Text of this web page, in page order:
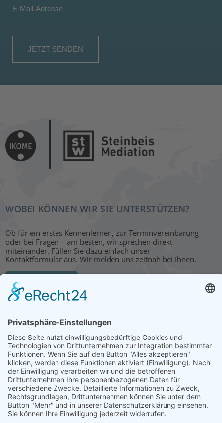
WOBEI KÖNNEN WIR SIE UNTERSTÜTZEN?
Ob für ein erstes Kennenlernen, zur Terminvereinbarung
oder bei Fragen – am besten, wir sprechen direkt
miteinander. Füllen Sie dazu einfach unser
Kontaktformular aus. Wir melden uns zeitnah bei Ihnen.
HAUPTBÜRO: LEIPZIG
Hohe Straße 11
04107 Leipzig
Tel.: +49 341 22 54 13 50
info@steinbeis-mediation.com